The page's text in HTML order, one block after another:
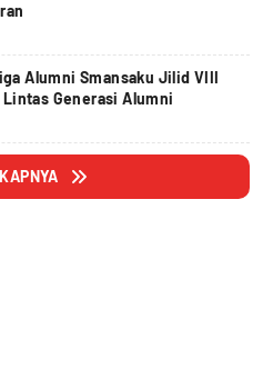
Alumni Smansaku Jilid VIII
Generasi Alumni